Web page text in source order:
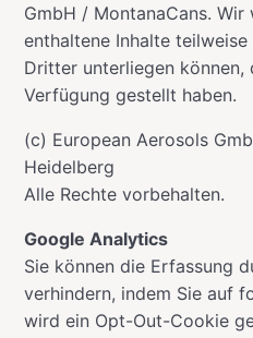
GmbH / MontanaCans.
enthaltene Inhalte
Dritter unterliegen können,
Verfügung gestellt haben.
(c) European Aerosols
Heidelberg
Alle Rechte vorbehalten.
Google Analytics
Sie können die Erfassung
verhindern, indem Sie auf
wird ein Opt-Out-Cookie